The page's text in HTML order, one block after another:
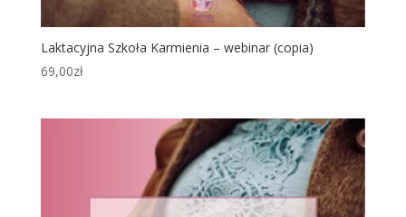
Laktacyjna Szkoła Karmienia – webinar (copia)
69,00zł